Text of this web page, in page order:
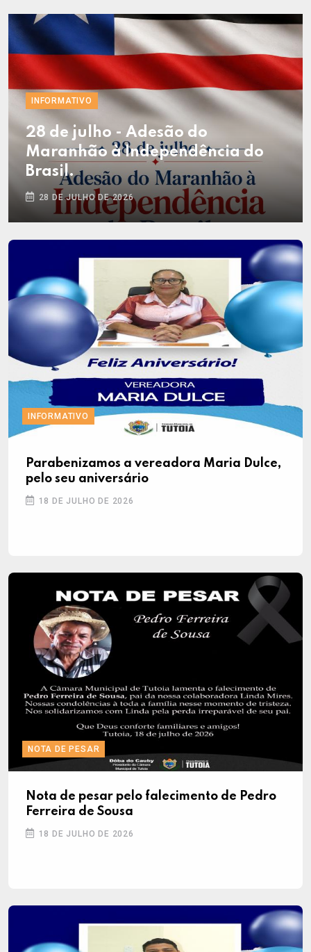
INFORMATIVO
28 de julho - Adesão do
Maranhão à Independência do
Brasil.
28 DE JULHO DE 2026
INFORMATIVO
Parabenizamos a vereadora Maria Dulce,
pelo seu aniversário
18 DE JULHO DE 2026
NOTA DE PESAR
Nota de pesar pelo falecimento de Pedro
Ferreira de Sousa
18 DE JULHO DE 2026